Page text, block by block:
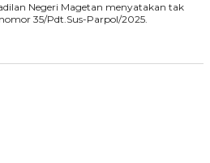
Negeri Magetan menyatakan tak
35/Pdt.Sus-Parpol/2025.